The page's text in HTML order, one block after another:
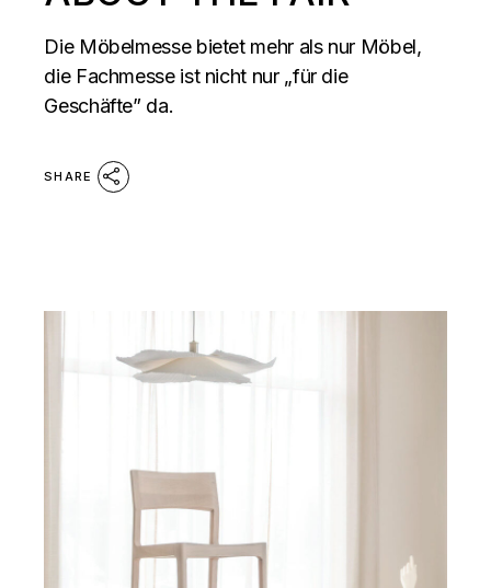
Die Möbelmesse bietet mehr als nur Möbel,
die Fachmesse ist nicht nur „für die
Geschäfte” da.
SHARE